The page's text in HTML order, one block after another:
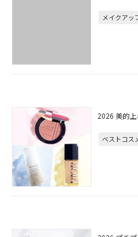
メイクアッ
2026 美的
ベストコス